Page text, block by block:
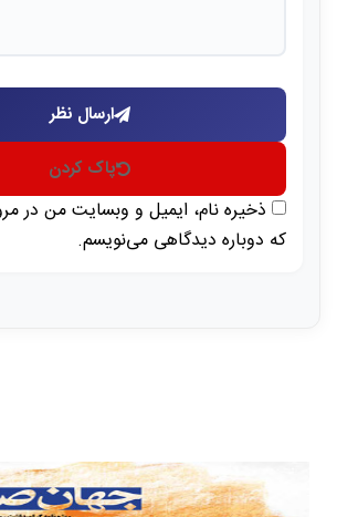
ارسال نظر
پاک کردن
ذخیره نام، ایمیل و وبسایت من در
که دوباره دیدگاهی می‌نویسم.